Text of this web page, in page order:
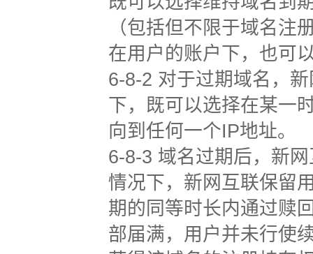
（包括但不限于域名注
在用户的账户下，也可
6-8-2 对于过期域名，
下，既可以选择在某一
向到任何一个IP地址。
6-8-3 域名过期后，新
情况下，新网互联保留
期的同等时长内通过赎
部届满，用户并未行使